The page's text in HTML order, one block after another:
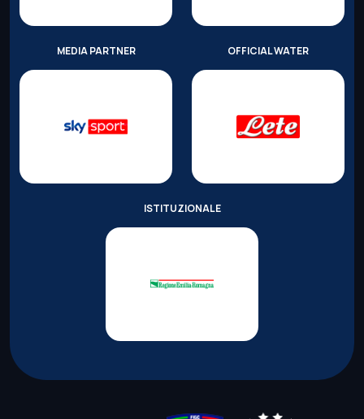
MEDIA PARTNER OFFICIAL WATER
ISTITUZIONALE